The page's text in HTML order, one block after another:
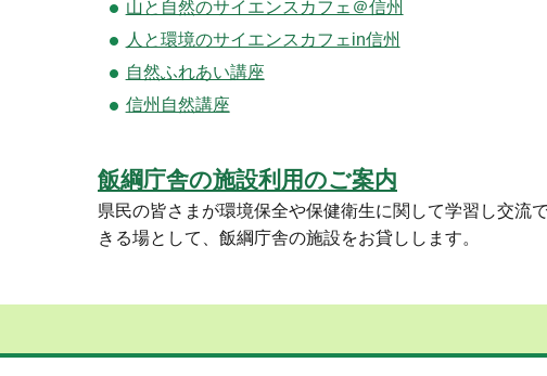
山と自然のサイエンスカフェ＠信州
人と環境のサイエンスカフェin信州
自然ふれあい講座
信州自然講座
飯綱庁舎の施設利用のご案内
県民の皆さまが環境保全や保健衛生に関して学習し交流
きる場として、飯綱庁舎の施設をお貸しします。